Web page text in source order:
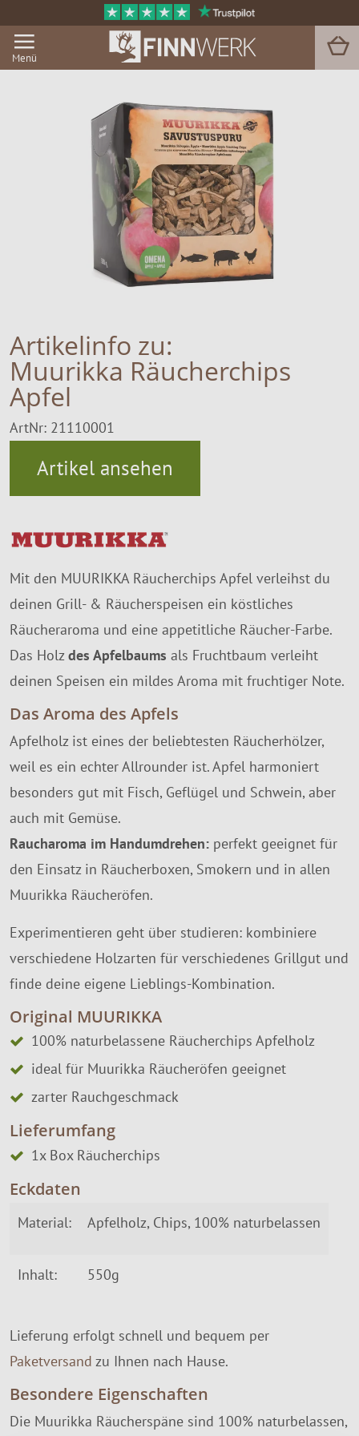
Menü
Garten & Outdoor
SALE %
Über Uns
Artikelinfo zu:
Muurikka Räucherchips
Apfel
ArtNr: 21110001
Artikel ansehen
Mit den MUURIKKA Räucherchips Apfel verleihst du
deinen Grill- & Räucherspeisen ein köstliches
Räucheraroma und eine appetitliche Räucher-Farbe.
Das Holzdes Apfelbaums als Fruchtbaum verleiht
deinen Speisen ein mildes Aroma mit fruchtiger Note.
Das Aroma des Apfels
Apfelholz ist eines der beliebtesten Räucherhölzer,
weil es ein echter Allrounder ist. Apfel harmoniert
besonders gut mit Fisch, Geflügel und Schwein, aber
auch mit Gemüse.
Raucharoma im Handumdrehen: perfekt geeignet für
den Einsatz in Räucherboxen, Smokern und in allen
Muurikka Räucheröfen.
Experimentieren geht über studieren: kombiniere
verschiedene Holzarten für verschiedenes Grillgut und
finde deine eigene Lieblings-Kombination.
Original MUURIKKA
100% naturbelassene Räucherchips Apfelholz
ideal für Muurikka Räucheröfen geeignet
zarter Rauchgeschmack
Lieferumfang
1x Box Räucherchips
Eckdaten
Material: Apfelholz, Chips, 100% naturbelassen
Inhalt: 550g
Lieferung erfolgt schnell und bequem per
Paketversand zu Ihnen nach Hause.
Besondere Eigenschaften
Die Muurikka Räucherspäne sind 100% naturbelassen,